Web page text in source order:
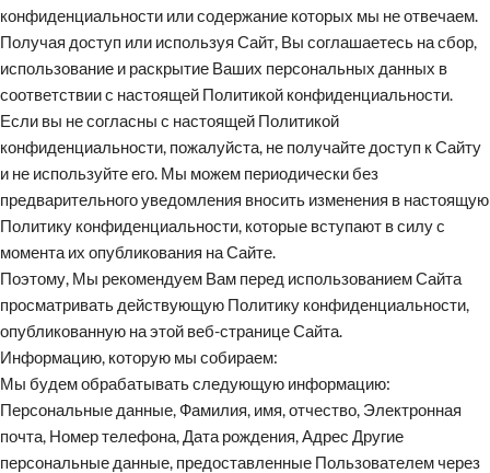
конфиденциальности или содержание которых мы не отвечаем.
Получая доступ или используя Сайт, Вы соглашаетесь на сбор,
использование и раскрытие Ваших персональных данных в
соответствии с настоящей Политикой конфиденциальности.
Если вы не согласны с настоящей Политикой
конфиденциальности, пожалуйста, не получайте доступ к Сайту
и не используйте его. Мы можем периодически без
предварительного уведомления вносить изменения в настоящую
Политику конфиденциальности, которые вступают в силу с
момента их опубликования на Сайте.
Поэтому, Мы рекомендуем Вам перед использованием Сайта
просматривать действующую Политику конфиденциальности,
опубликованную на этой веб-странице Сайта.
Информацию, которую мы собираем:
Мы будем обрабатывать следующую информацию:
Персональные данные, Фамилия, имя, отчество, Электронная
почта, Номер телефона, Дата рождения, Адрес Другие
персональные данные, предоставленные Пользователем через